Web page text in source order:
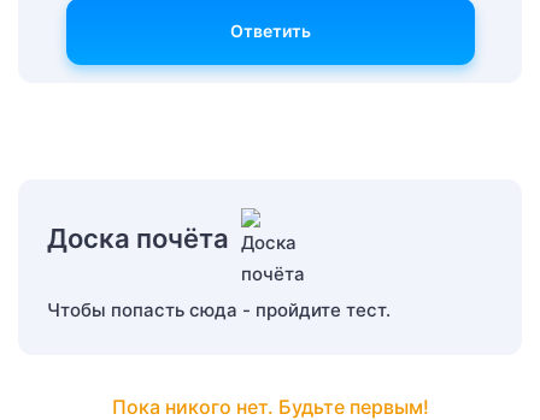
Ответить
Доска почёта
Чтобы попасть сюда - пройдите тест.
Пока никого нет. Будьте первым!